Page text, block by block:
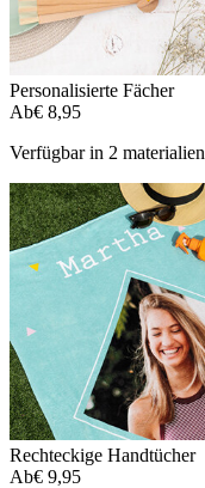
Personalisierte Fächer
Ab€ 8,95
Verfügbar in 2 materialien
Rechteckige Handtücher
Ab€ 9,95